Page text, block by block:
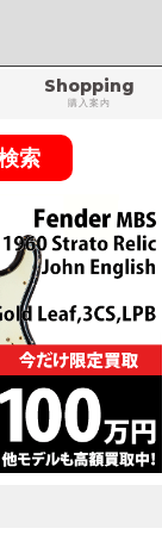
Shopping
購入案内